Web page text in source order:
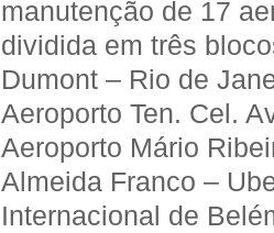
manutenção de 17
dividida em três
Dumont – Rio de
Aeroporto Ten. Cel.
Aeroporto Mário
Almeida Franco –
Internacional de